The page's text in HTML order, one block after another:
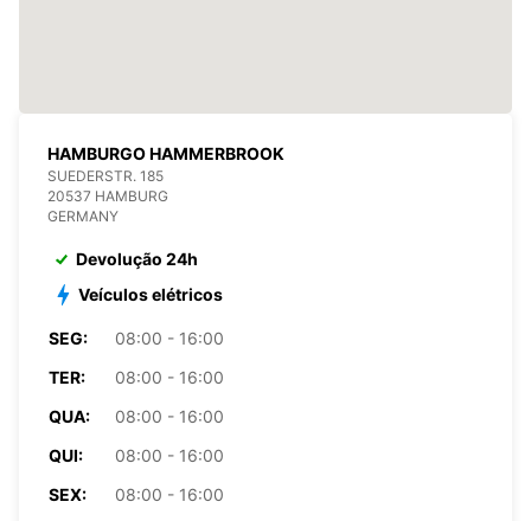
HAMBURGO HAMMERBROOK
SUEDERSTR. 185
20537 HAMBURG
GERMANY
Devolução 24h
Veículos elétricos
SEG:
08:00 - 16:00
TER:
08:00 - 16:00
QUA:
08:00 - 16:00
QUI:
08:00 - 16:00
SEX:
08:00 - 16:00